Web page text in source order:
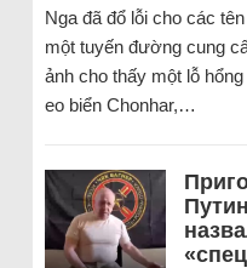
Nga đã đổ lỗi cho các
một tuyến đường cung
ảnh cho thấy một lỗ
eo biển Chonhar,…